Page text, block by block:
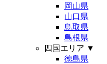
岡山県
山口県
鳥取県
島根県
四国エリア ▼
徳島県